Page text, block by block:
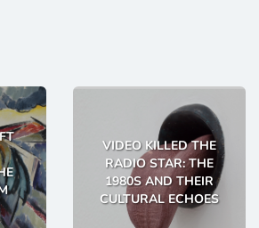
VIDEO KILLED THE
RADIO STAR: THE
1980S AND THEIR
CULTURAL ECHOES